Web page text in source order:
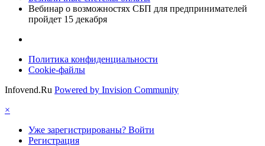
Вебинар о возможностях СБП для предпринимателей
пройдет 15 декабря
Политика конфиденциальности
Cookie-файлы
Infovend.Ru Powered by Invision Community
×
Уже зарегистрированы? Войти
Регистрация